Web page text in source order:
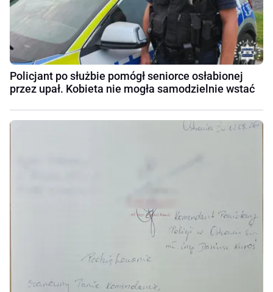
Policjant po służbie pomógł seniorce osłabionej
przez upał. Kobieta nie mogła samodzielnie wstać